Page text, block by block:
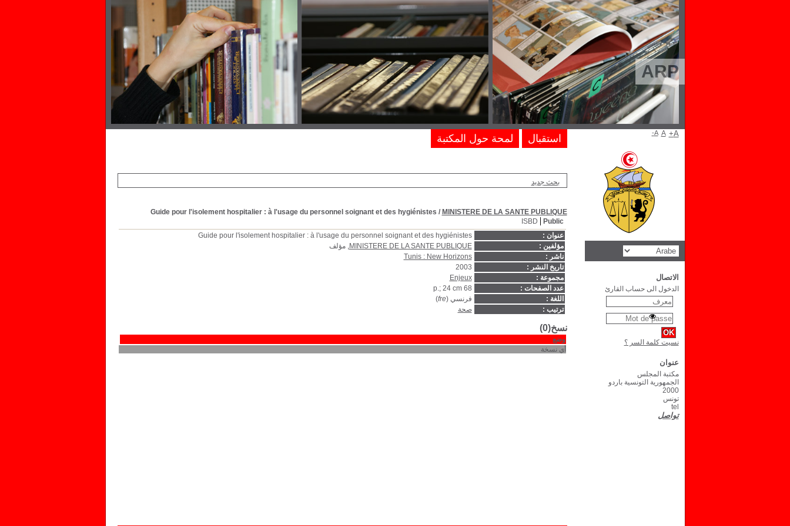
ARP
بحث جديد
Guide pour l'isolement hospitalier : à l'usage du personnel soignant et des hygiénistes / MINISTERE DE LA SANTE PUBLIQUE
Public
ISBD
عنوان :
Guide pour l'isolement hospitalier : à l'usage du personnel soignant et des hygiénistes
مؤلفين :
MINISTERE DE LA SANTE PUBLIQUE, مؤلف
ناشر :
Tunis : New Horizons
تاريخ النشر :
2003
مجموعة :
Enjeux
عدد الصفحات :
68 p.; 24 cm
اللغة :
فرنسي (fre
)
ترتيب :
صحة
نسخ(0)
وضع
أي نسخة
استقبال لمحة حول المكتبة A- A A+
الاتصال
الدخول الى حساب القارئ
نسيت كلمة السر ؟
عنوان
مكتبة المجلس
الجمهورية التونسية باردو
2000
تونس
tel
تواصل